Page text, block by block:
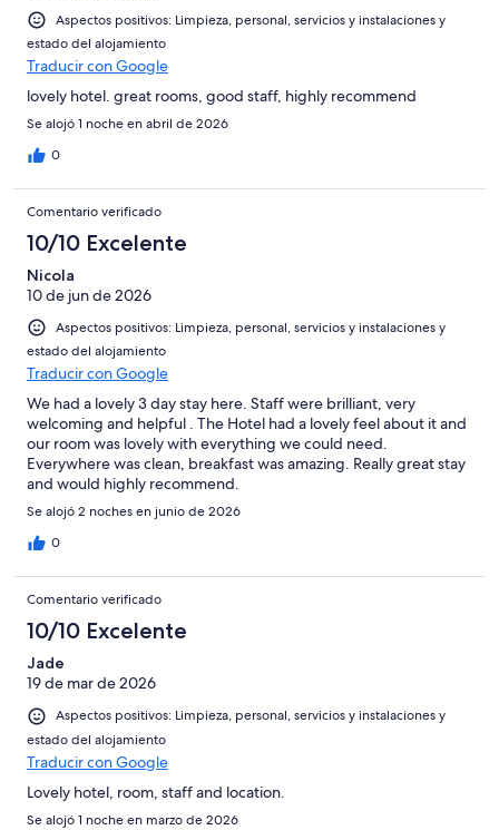
Aspectos positivos: Limpieza, personal, servicios y instalaciones y
estado del alojamiento
Traducir con Google
lovely hotel. great rooms, good staff, highly recommend
Se alojó 1 noche en abril de 2026
0
Comentario verificado
10/10 Excelente
Nicola
10 de jun de 2026
Aspectos positivos: Limpieza, personal, servicios y instalaciones y
estado del alojamiento
Traducir con Google
We had a lovely 3 day stay here. Staff were brilliant, very
welcoming and helpful . The Hotel had a lovely feel about it and
our room was lovely with everything we could need.
Everywhere was clean, breakfast was amazing. Really great stay
and would highly recommend.
Se alojó 2 noches en junio de 2026
0
Comentario verificado
10/10 Excelente
Jade
19 de mar de 2026
Aspectos positivos: Limpieza, personal, servicios y instalaciones y
estado del alojamiento
Traducir con Google
Lovely hotel, room, staff and location.
Se alojó 1 noche en marzo de 2026